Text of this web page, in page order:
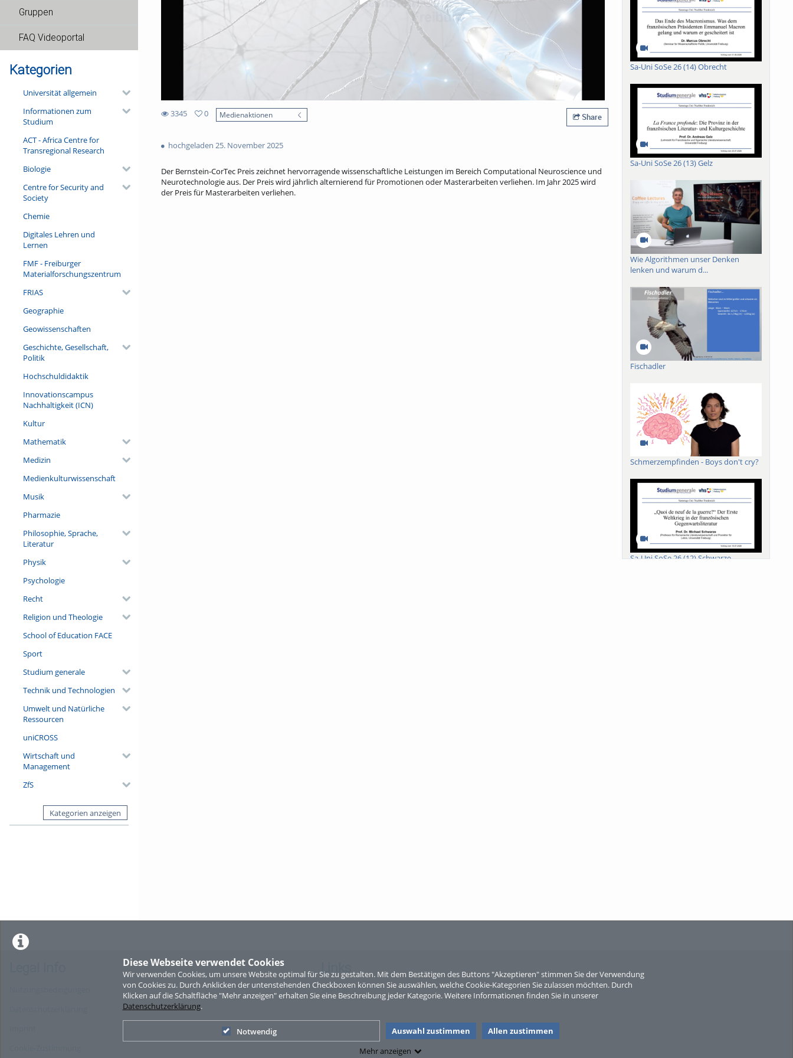
Diese Webseite verwendet Cookies
Wir verwenden Cookies, um unsere Website optimal für Sie zu gestalten. Mit dem Bestätigen des Buttons "Akzeptieren" stimmen Sie der Verwendung
von Cookies zu. Durch Anklicken der untenstehenden Checkboxen können Sie auswählen, welche Cookie-Kategorien Sie zulassen möchten. Durch
Klicken auf die Schaltfläche "Mehr anzeigen" erhalten Sie eine Beschreibung jeder Kategorie. Weitere Informationen finden Sie in unserer
Datenschutzerklärung.
Notwendig Auswahl zustimmen
Allen zustimmen
Mehr anzeigen
Gruppen
FAQ Videoportal
Kategorien
Universität allgemein
Informationen zum
Studium
ACT - Africa Centre for
Transregional Research
Biologie
Centre for Security and
Society
Chemie
Digitales Lehren und
Lernen
FMF - Freiburger
Materialforschungszentrum
FRIAS
Geographie
Geowissenschaften
Geschichte, Gesellschaft,
Politik
Hochschuldidaktik
Innovationscampus
Nachhaltigkeit (ICN)
Kultur
Mathematik
Medizin
Medienkulturwissenschaft
Musik
Pharmazie
Philosophie, Sprache,
Literatur
Physik
Psychologie
Recht
Religion und Theologie
School of Education FACE
Sport
Studium generale
Technik und Technologien
Umwelt und Natürliche
Ressourcen
uniCROSS
Wirtschaft und
Management
ZfS
Kategorien anzeigen
3345
views
0
Medienaktionen Share
hochgeladen 25. November 2025
Der Bernstein-CorTec Preis zeichnet hervorragende wissenschaftliche Leistungen im Bereich Computational Neuroscience und
Neurotechnologie aus. Der Preis wird jährlich alternierend für Promotionen oder Masterarbeiten verliehen. Im Jahr 2025 wird
der Preis für Masterarbeiten verliehen.
Sa-Uni SoSe 26 (14) Obrecht
Sa-Uni SoSe 26 (13) Gelz
Wie Algorithmen unser Denken
lenken und warum d...
Fischadler
Schmerzempfinden - Boys don't cry?
Sa-Uni SoSe 26 (12) Schwarze
Sperber
Links
Sitemap